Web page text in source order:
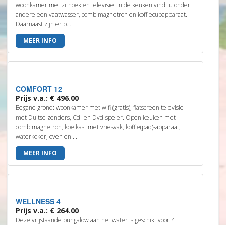
woonkamer met zithoek en televisie. In de keuken vindt u onder
andere een vaatwasser, combimagnetron en koffiecupapparaat.
Daarnaast zijn er b...
MEER INFO
COMFORT 12
Prijs v.a.: € 496.00
Begane grond: woonkamer met wifi (gratis), flatscreen televisie
met Duitse zenders, Cd- en Dvd-speler. Open keuken met
combimagnetron, koelkast met vriesvak, koffie(pad)-apparaat,
waterkoker, oven en ...
MEER INFO
WELLNESS 4
Prijs v.a.: € 264.00
Deze vrijstaande bungalow aan het water is geschikt voor 4